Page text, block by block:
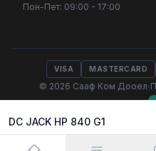
DC JACK HP 840 G1
Пон-Пет: 09:00 - 17:00
VISA MASTERCARD
© 2026 Сааф Ком Дооел·